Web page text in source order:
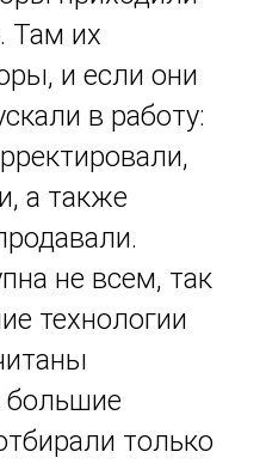
Там их
и если они
в работу:
а также
не всем, так
технологии
большие
только